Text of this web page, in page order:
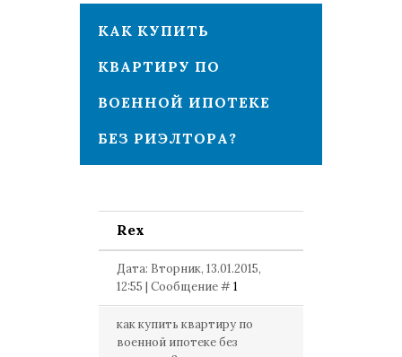
КАК КУПИТЬ
КВАРТИРУ ПО
ВОЕННОЙ ИПОТЕКЕ
БЕЗ РИЭЛТОРА?
Rex
Дата: Вторник, 13.01.2015,
12:55 | Сообщение #1
как купить квартиру по
военной ипотеке без